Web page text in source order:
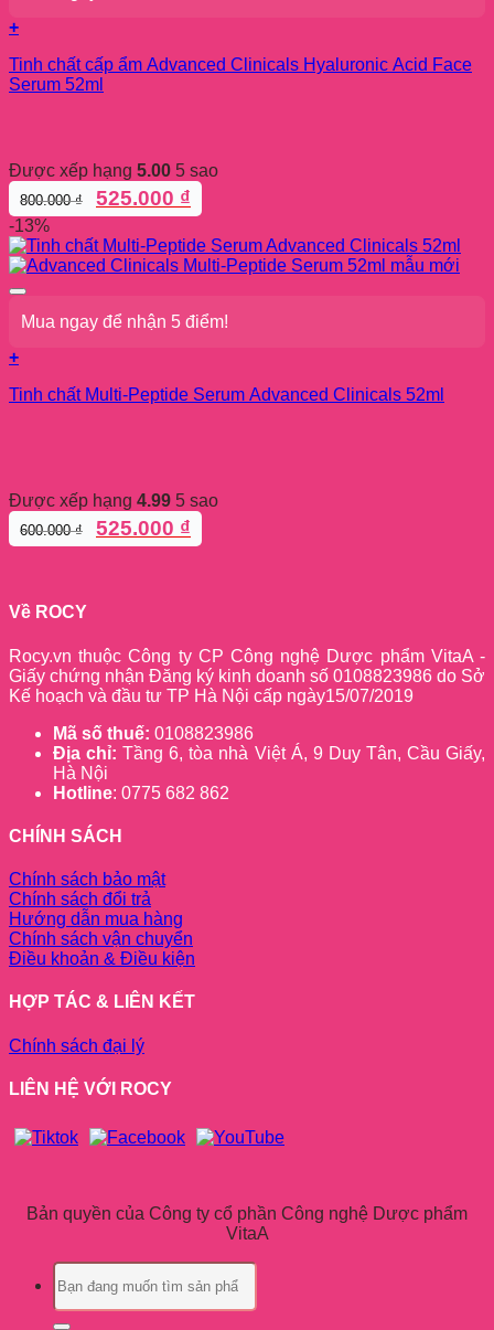
+
Tinh chất cấp ẩm Advanced Clinicals Hyaluronic Acid Face
Serum 52ml
Được xếp hạng 5.00 5 sao
800.000₫
Giá
gốc
là:
800.000 ₫.
525.000 ₫
hiện
tại
là:
525.000 ₫.
-13%
Mua ngay để nhận 5 điểm!
+
Tinh chất Multi-Peptide Serum Advanced Clinicals 52ml
Được xếp hạng 4.99 5 sao
600.000₫
Giá
gốc
525.000 ₫
hiện
Về ROCY
Rocy.vn thuộc Công ty CP Công nghệ Dược phẩm VitaA -
Giấy chứng nhận Đăng ký kinh doanh số 0108823986 do Sở
Kế hoạch và đầu tư TP Hà Nội cấp ngày15/07/2019
Mã số thuế: 0108823986
Địa chỉ: Tầng 6, tòa nhà Việt Á, 9 Duy Tân, Cầu Giấy,
Hà Nội
Hotline: 0775 682 862
CHÍNH SÁCH
Chính sách bảo mật
Chính sách đổi trả
Hướng dẫn mua hàng
Chính sách vận chuyển
Điều khoản & Điều kiện
HỢP TÁC & LIÊN KẾT
Chính sách đại lý
LIÊN HỆ VỚI ROCY
Bản quyền của Công ty cổ phần Công nghệ Dược phẩm
VitaA
Tìm
kiếm: